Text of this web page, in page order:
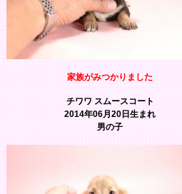
家族がみつかりました
チワワ スムースコート
2014年06月20日生まれ
男の子